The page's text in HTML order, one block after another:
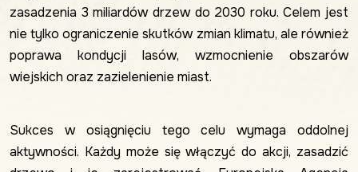
zasadzenia 3 miliardów drzew do 2030 roku. Celem jest
nie tylko ograniczenie skutków zmian klimatu, ale również
poprawa kondycji lasów, wzmocnienie obszarów
wiejskich oraz zazielenienie miast.
Sukces w osiągnięciu tego celu wymaga oddolnej
aktywności. Każdy może się włączyć do akcji, zasadzić